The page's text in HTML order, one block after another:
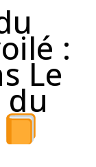
:
Le
du